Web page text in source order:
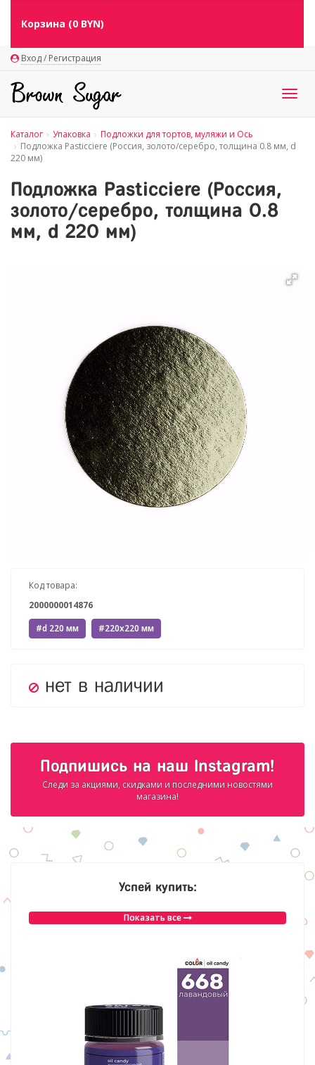
Вход / Регистрация
Корзина (0 BYN)
Каталог Упаковка
Подложки для тортов, муляжи и Ось
Подложка Pasticciere (Россия, золото/серебро, толщина 0.8 мм, d
220 мм)
Подложка Pasticciere (Россия,
золото/серебро, толщина 0.8
мм, d 220 мм)
Код товара:
2000000014876
#d 220 мм
#220x220 мм
нет в наличии
Подпишись на наш Instagram!
Следи за акциями, скидками и последними новостями
магазина!
Успей купить:
Показать все